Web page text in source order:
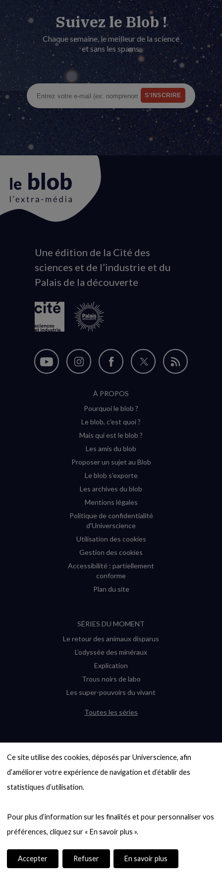
Ce site utilise des cookies, déposés par Universcience, afin
d’améliorer votre expérience de navigation et d’établir des
statistiques d’utilisation.
Pour plus d’information sur les finalités et pour personnaliser vos
Accepter Refuser En savoir plus
Suivez le Blob !
Chaque semaine, le meilleur de la science
et sans les spams.
Animation
du
logo
Une édition de la Cité des
sciences et de l’industrie et du
Palais de la découverte
Nous
Nous
Instagram
(nouvelle
Nous
sur
Facebook
(nouvelle
Nous
Flux
À PROPOS
Pourquoi le blob ?
Le blob, c'est quoi ?
Mais qui est le blob ?
Les amis du blob
Proposer un sujet au Blob
Le blob s'exporte
Les archives du blob
Mentions légales
Politique de confidentialité
d'Universcience
Utilisation des cookies
Gestion des cookies
Accessibilité : partiellement
conforme
Plan du site
SÉRIES DU MOMENT
Le retour des animaux disparus
L’odyssée des minéraux
Explication
Trous noirs de labo
Les super-pouvoirs du vivant
Toutes les séries
6000 exoplanètes, et pas de « Terre »
en vue ?
Quel avenir pour les cryptos ?
Entre mathématiques et politique : la
quête d’un vote équitable
casse-tête